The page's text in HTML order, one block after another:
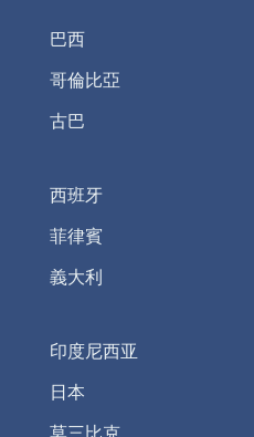
巴西
哥倫比亞
古巴
西班牙
菲律賓
義大利
印度尼西亚
日本
莫三比克